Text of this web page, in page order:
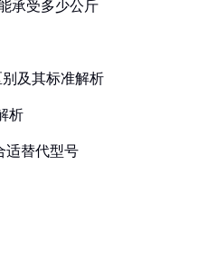
承受多少公斤
及其标准解析
析
适替代型号